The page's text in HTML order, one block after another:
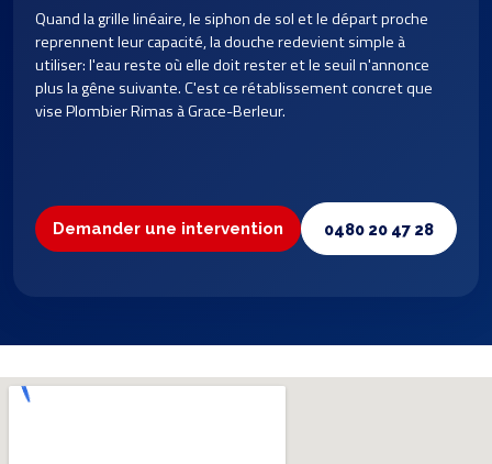
Quand la grille linéaire, le siphon de sol et le départ proche
reprennent leur capacité, la douche redevient simple à
utiliser: l'eau reste où elle doit rester et le seuil n'annonce
plus la gêne suivante. C'est ce rétablissement concret que
vise Plombier Rimas à Grace-Berleur.
Demander une intervention 0480 20 47 28